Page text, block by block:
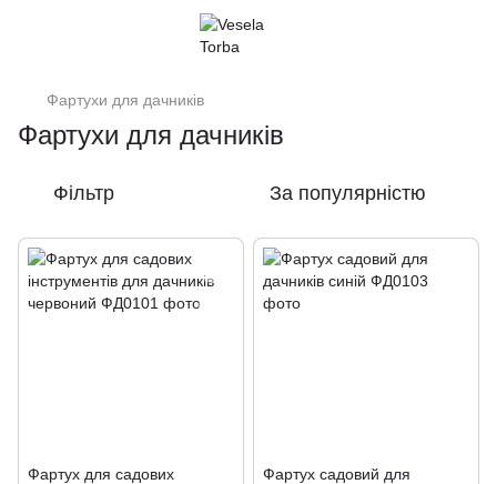
Фартухи для дачників
Фартухи для дачників
Фільтр За популярністю
Фартух для садових
Фартух садовий для